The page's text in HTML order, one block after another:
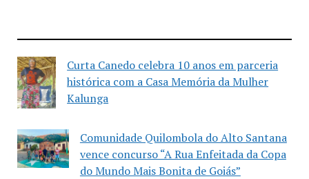
Curta Canedo celebra 10 anos em parceria
histórica com a Casa Memória da Mulher
Kalunga
Comunidade Quilombola do Alto Santana
vence concurso “A Rua Enfeitada da Copa
do Mundo Mais Bonita de Goiás”